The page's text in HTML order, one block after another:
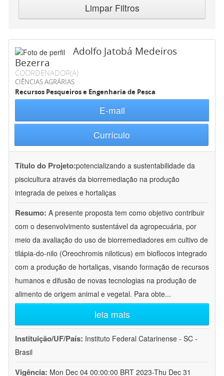
Limpar Filtros
Adolfo Jatobá Medeiros
Bezerra
COORDENADOR(A)
CIÊNCIAS AGRÁRIAS
Recursos Pesqueiros e Engenharia de Pesca
E-mail
Currículo
Título do Projeto:potencializando a sustentabilidade da
piscicultura através da biorremediação na produção
integrada de peixes e hortaliças
Resumo: A presente proposta tem como objetivo contribuir
com o desenvolvimento sustentável da agropecuária, por
meio da avaliação do uso de biorremediadores em cultivo de
tilápia-do-nilo (Oreochromis niloticus) em bioflocos integrado
com a produção de hortaliças, visando formação de recursos
humanos e difusão de novas tecnologias na produção de
alimento de origem animal e vegetal. Para obte...
leia mais
Instituição/UF/País: Instituto Federal Catarinense - SC -
Brasil
Vigência: Mon Dec 04 00:00:00 BRT 2023-Thu Dec 31